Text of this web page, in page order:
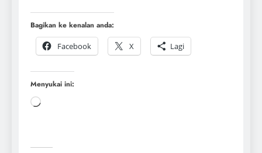
Bagikan ke kenalan anda:
Facebook
X Lagi
Menyukai ini: